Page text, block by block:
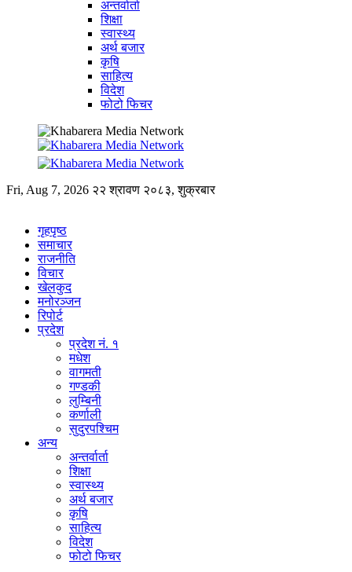
अन्तर्वार्ता
शिक्षा
स्वास्थ्य
अर्थ बजार
कृषि
साहित्य
विदेश
फोटो फिचर
Fri, Aug 7, 2026 २२ श्रावण २०८३, शुक्रबार
गृहपृष्ठ
समाचार
राजनीति
विचार
खेलकुद
मनोरञ्जन
रिपोर्ट
प्रदेश
प्रदेश नं. १
मधेश
वागमती
गण्डकी
लुम्बिनी
कर्णाली
सुदुरपश्चिम
अन्य
अन्तर्वार्ता
शिक्षा
स्वास्थ्य
अर्थ बजार
कृषि
साहित्य
विदेश
फोटो फिचर